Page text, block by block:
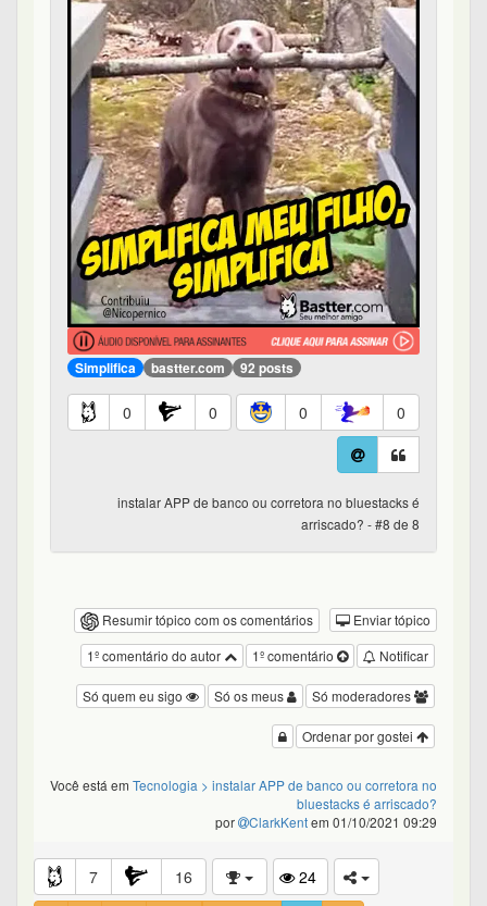
Simplifica bastter.com 92 posts
0 0 0 0
instalar APP de banco ou corretora no bluestacks é
arriscado? - #8 de 8
Resumir tópico com os comentários
Enviar tópico
Notificar
1º comentário
1º comentário do autor
Só moderadores
Só os meus
Só quem eu sigo
Ordenar por gostei
Você está em Tecnologia > instalar APP de banco ou corretora no
bluestacks é arriscado?
por
ClarkKentem 01/10/2021 09:29
7 16
24